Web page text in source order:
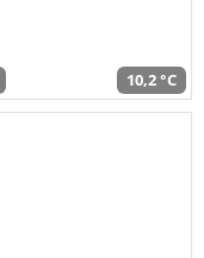
10,2 °C